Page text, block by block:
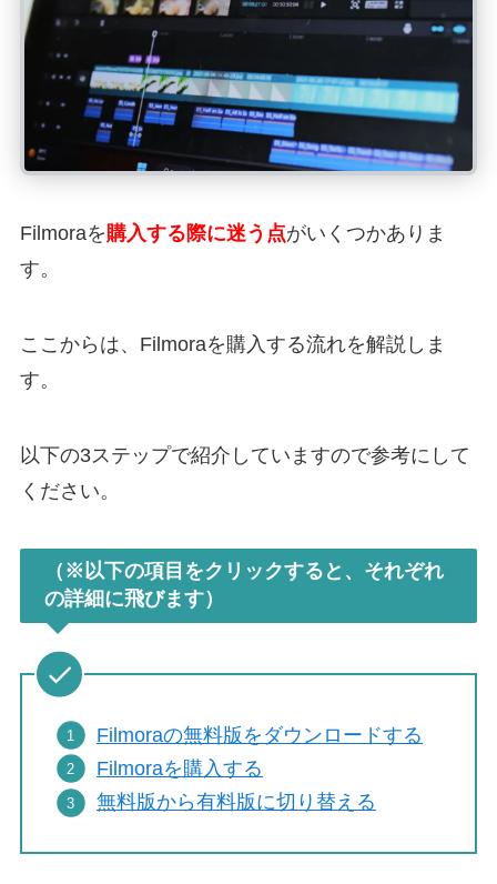
Filmoraを購入する際に迷う点がいくつかありま
す。
ここからは、Filmoraを購入する流れを解説しま
す。
以下の3ステップで紹介していますので参考にして
ください。
（※以下の項目をクリックすると、それぞれ
の詳細に飛びます）
Filmoraの無料版をダウンロードする
Filmoraを購入する
無料版から有料版に切り替える